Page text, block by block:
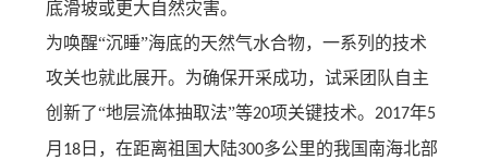
底滑坡或更大自然灾害。
为唤醒“沉睡”海底的天然气水合物，一系列的技术
攻关也就此展开。为确保开采成功，试采团队自主
创新了“地层流体抽取法”等20项关键技术。 2017年5
月 18 日，在距离祖国大陆300多公里的我国南海北部